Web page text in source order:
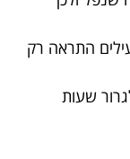
התראה רק
שעות